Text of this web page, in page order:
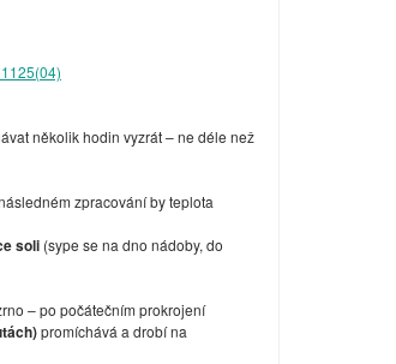
několik hodin vyzrát – ne déle než
zpracování by teplota
soli (sype se na dno nádoby, do
– po počátečním prokrojení
promíchává a drobí na